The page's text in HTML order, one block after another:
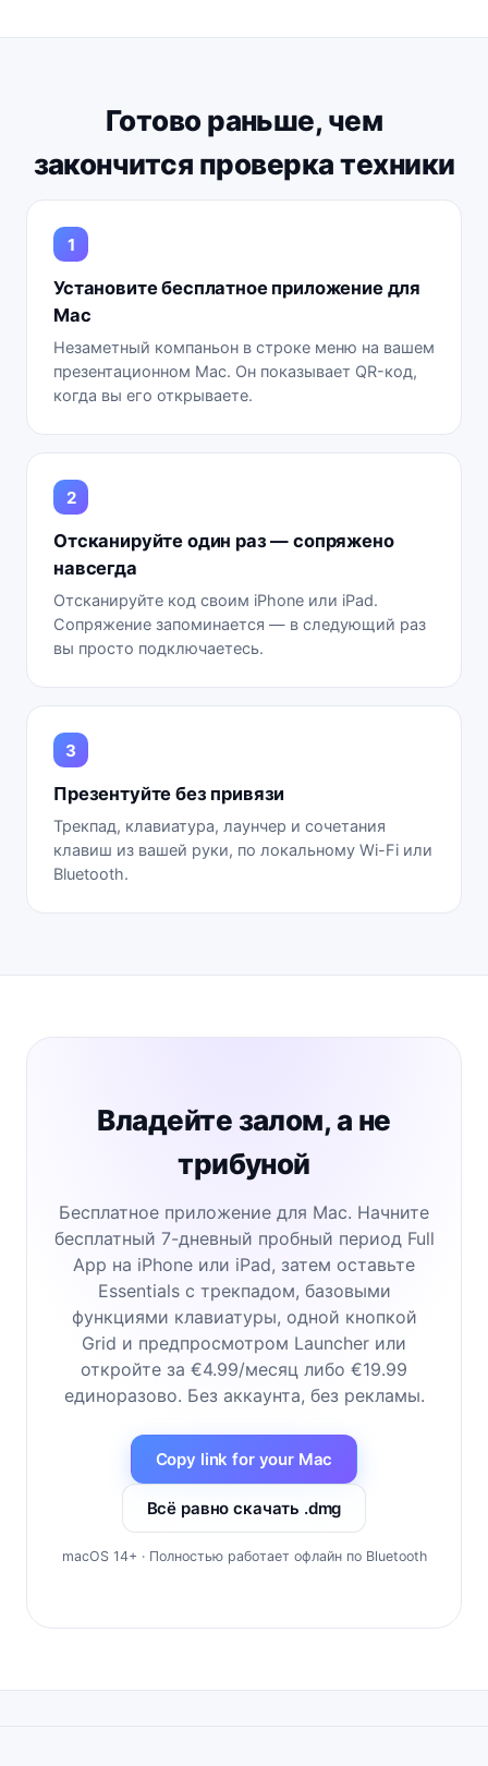
Готово раньше, чем
закончится проверка техники
Установите бесплатное приложение для
Mac
Незаметный компаньон в строке меню на вашем
презентационном Mac. Он показывает QR-код,
когда вы его открываете.
Отсканируйте один раз — сопряжено
навсегда
Отсканируйте код своим iPhone или iPad.
Сопряжение запоминается — в следующий раз
вы просто подключаетесь.
Презентуйте без привязи
Трекпад, клавиатура, лаунчер и сочетания
клавиш из вашей руки, по локальному Wi-Fi или
Bluetooth.
Владейте залом, а не
трибуной
Бесплатное приложение для Mac. Начните
бесплатный 7-дневный пробный период Full
App на iPhone или iPad, затем оставьте
Essentials с трекпадом, базовыми
функциями клавиатуры, одной кнопкой
Grid и предпросмотром Launcher или
откройте за €4.99/месяц либо €19.99
единоразово. Без аккаунта, без рекламы.
Copy link for your Mac
Всё равно скачать .dmg
macOS 14+ · Полностью работает офлайн по Bluetooth